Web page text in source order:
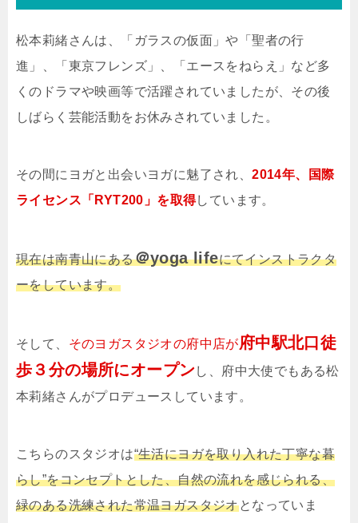
松本莉緒さんは、「ガラスの仮面」や「聖者の行
進」、「東京フレンズ」、「エースをねらえ」など多
くのドラマや映画等で活躍されていましたが、その後
しばらく芸能活動をお休みされていました。
その間にヨガと出会いヨガに魅了され、2014年、国際
ライセンス「RYT200」を取得しています。
現在は南青山にある＠yoga lifeにてインストラクタ
ーをしています。
そして、 そのヨガスタジオの府中店が府中駅北口徒
歩３分の場所にオープン し、府中大使でもある松
本莉緒さんがプロデュースしています。
こちらのスタジオは“生活にヨガを取り入れた丁寧な暮
らし”をコンセプトとした、自然の流れを感じられる、
緑のある洗練された常温ヨガスタジオとなっていま